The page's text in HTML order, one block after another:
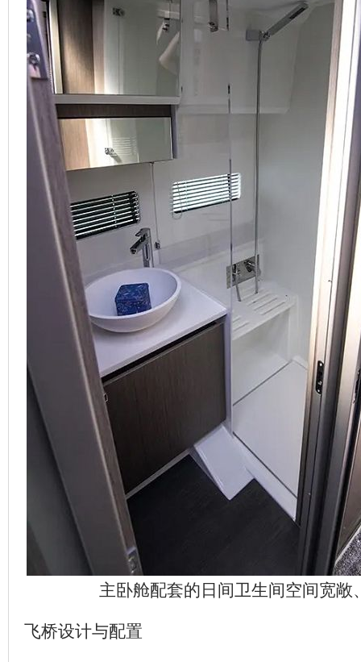
主卧舱配套的日间卫生间空间宽敞
飞桥设计与配置